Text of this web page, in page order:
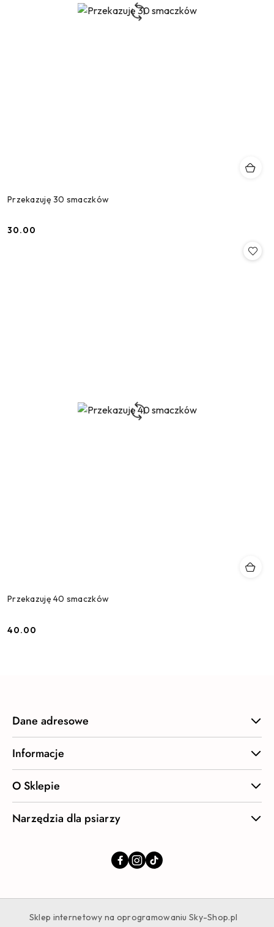
Przekazuję 30 smaczków
Cena:
30.00
Przekazuję 40 smaczków
Cena:
40.00
Dane adresowe
Informacje
O Sklepie
Narzędzia dla psiarzy
Sklep internetowy na oprogramowaniu Sky-Shop.pl